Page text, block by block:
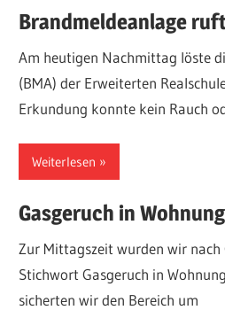
über
Einsätze,
Fahrzeuge,
Termine
und
sonstige
Aktivitäten.
Brandmeldeanlage
Am heutigen Nachmittag löste
(BMA) der Erweiterten
Erkundung konnte kein Rauch
Weiterlesen
Gasgeruch in Wohnung
Zur Mittagszeit wurden wir
Stichwort Gasgeruch in
sicherten wir den Bereich um